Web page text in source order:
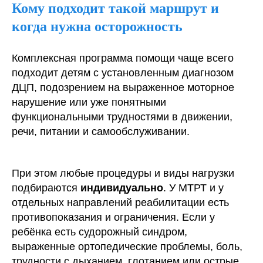
Кому подходит такой маршрут и
когда нужна осторожность
Комплексная программа помощи чаще всего
подходит детям с установленным диагнозом
ДЦП, подозрением на выраженное моторное
нарушение или уже понятными
функциональными трудностями в движении,
речи, питании и самообслуживании.
При этом любые процедуры и виды нагрузки
подбираются индивидуально. У МТРТ и у
отдельных направлений реабилитации есть
противопоказания и ограничения. Если у
ребёнка есть судорожный синдром,
выраженные ортопедические проблемы, боль,